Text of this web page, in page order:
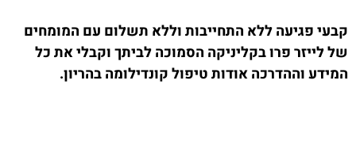
קבעי פגיעה ללא התחייבות וללא תשלום עם המומחים
של לייזר פרו בקליניקה הסמוכה לביתך וקבלי את כל
המידע וההדרכה אודות טיפול קונדילומה בהריון.